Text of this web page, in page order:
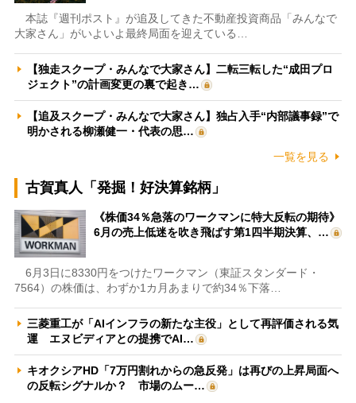
本誌『週刊ポスト』が追及してきた不動産投資商品「みんなで
大家さん」がいよいよ最終局面を迎えている…
【独走スクープ・みんなで大家さん】二転三転した“成田プロ
ジェクト”の計画変更の裏で起き…
【追及スクープ・みんなで大家さん】独占入手“内部議事録”で
明かされる柳瀬健一・代表の思…
一覧を見る
古賀真人「発掘！好決算銘柄」
《株価34％急落のワークマンに特大反転の期待》
6月の売上低迷を吹き飛ばす第1四半期決算、…
6月3日に8330円をつけたワークマン（東証スタンダード・
7564）の株価は、わずか1カ月あまりで約34％下落…
三菱重工が「AIインフラの新たな主役」として再評価される気
運 エヌビディアとの提携でAI…
キオクシアHD「7万円割れからの急反発」は再びの上昇局面へ
の反転シグナルか？ 市場のムー…